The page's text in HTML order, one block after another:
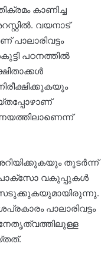
കാണിച്ച
വയനാട്
പഠനത്തില്‍
തുടര്‍ന്ന്
വകുപ്പുകള്‍
പാലാരിവട്ടം